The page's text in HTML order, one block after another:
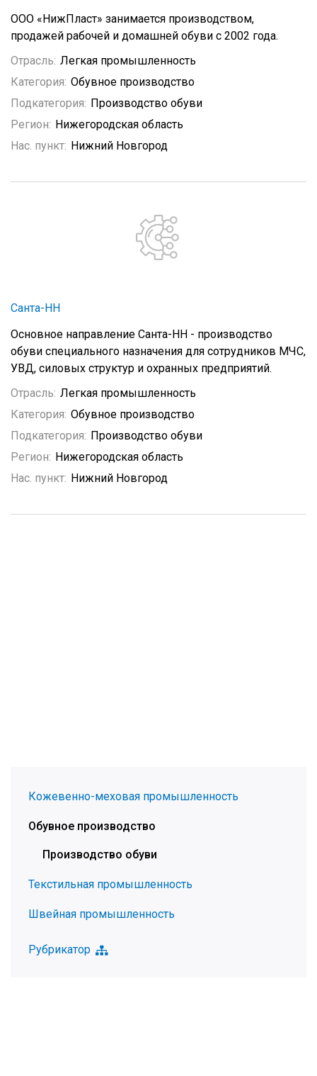
ООО «НижПласт» занимается производством,
продажей рабочей и домашней обуви с 2002 года.
Отрасль: Легкая промышленность
Категория: Обувное производство
Подкатегория: Производство обуви
Регион: Нижегородская область
Нас. пункт: Нижний Новгород
Санта-НН
Основное направление Санта-НН - производство
обуви специального назначения для сотрудников МЧС,
УВД, силовых структур и охранных предприятий.
Отрасль: Легкая промышленность
Категория: Обувное производство
Подкатегория: Производство обуви
Регион: Нижегородская область
Нас. пункт: Нижний Новгород
Кожевенно-меховая промышленность
Обувное производство
Производство обуви
Текстильная промышленность
Швейная промышленность
Рубрикатор